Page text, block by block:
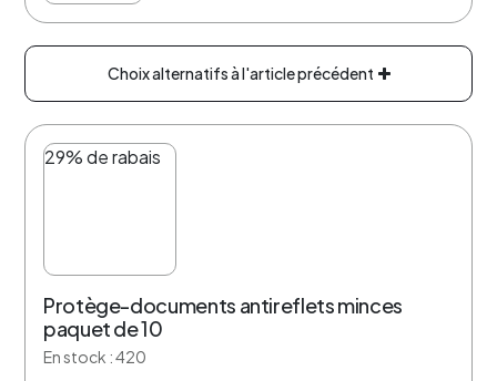
Choix alternatifs à l'article précédent
29% de rabais
Protège-documents antireflets minces
paquet de 10
En stock : 420